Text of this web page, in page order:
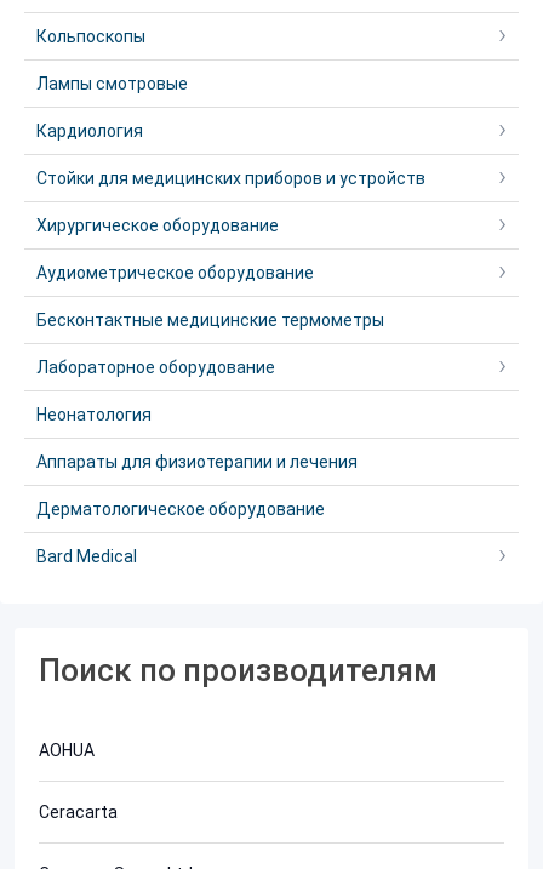
Кольпоскопы
Лампы смотровые
Кардиология
Стойки для медицинских приборов и устройств
Хирургическое оборудование
Аудиометрическое оборудование
Бесконтактные медицинские термометры
Лабораторное оборудование
Неонатология
Аппараты для физиотерапии и лечения
Дерматологическое оборудование
Bard Medical
Поиск по производителям
AOHUA
Ceracarta